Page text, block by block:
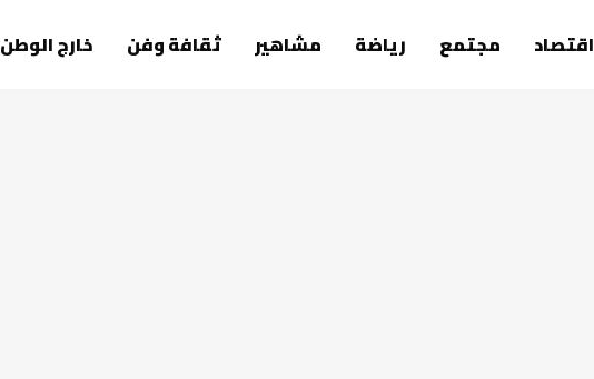
اقتصاد مجتمع رياضة مشاهير ثقافة وفن خارج الوطن